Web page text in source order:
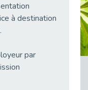
à destination
par